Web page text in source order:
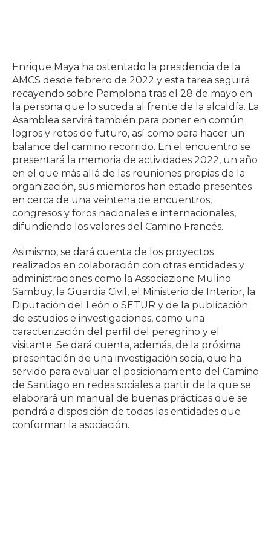
Enrique Maya ha ostentado la presidencia de la
AMCS desde febrero de 2022 y esta tarea seguirá
recayendo sobre Pamplona tras el 28 de mayo en
la persona que lo suceda al frente de la alcaldía. La
Asamblea servirá también para poner en común
logros y retos de futuro, así como para hacer un
balance del camino recorrido. En el encuentro se
presentará la memoria de actividades 2022, un año
en el que más allá de las reuniones propias de la
organización, sus miembros han estado presentes
en cerca de una veintena de encuentros,
congresos y foros nacionales e internacionales,
difundiendo los valores del Camino Francés.
Asimismo, se dará cuenta de los proyectos
realizados en colaboración con otras entidades y
administraciones como la Associazione Mulino
Sambuy, la Guardia Civil, el Ministerio de Interior, la
Diputación del León o SETUR y de la publicación
de estudios e investigaciones, como una
caracterización del perfil del peregrino y el
visitante. Se dará cuenta, además, de la próxima
presentación de una investigación socia, que ha
servido para evaluar el posicionamiento del Camino
de Santiago en redes sociales a partir de la que se
elaborará un manual de buenas prácticas que se
pondrá a disposición de todas las entidades que
conforman la asociación.